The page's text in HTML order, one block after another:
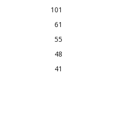
101
61
55
48
41